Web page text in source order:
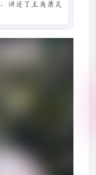
讲述了主角萧炎